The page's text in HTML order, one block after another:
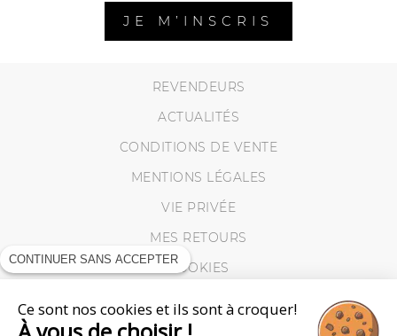
JE M’INSCRIS
REVENDEURS
ACTUALITÉS
CONDITIONS DE VENTE
MENTIONS LÉGALES
VIE PRIVÉE
MES RETOURS
COOKIES
CONTINUER SANS ACCEPTER
Ce sont nos cookies et ils sont à croquer!